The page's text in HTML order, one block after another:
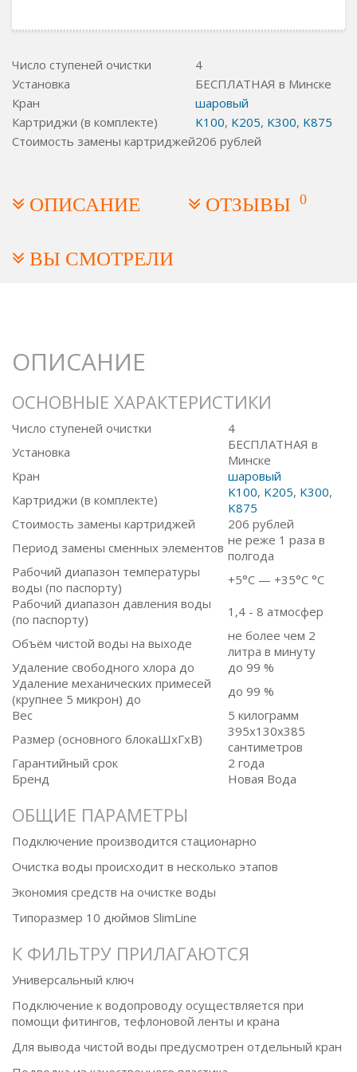
Число ступеней очистки
4
Установка
БЕСПЛАТНАЯ в Минске
Кран
шаровый
Картриджи (в комплекте)
K100, K205, K300, K875
Стоимость замены картриджей206 рублей
ОПИСАНИЕ ОТЗЫВЫ 0
ВЫ СМОТРЕЛИ
ОПИСАНИЕ
ОСНОВНЫЕ ХАРАКТЕРИСТИКИ
Число ступеней очистки
4
Установка
БЕСПЛАТНАЯ в
Минске
Кран
шаровый
Картриджи (в комплекте)
K100, K205, K300,
K875
Стоимость замены картриджей
206 рублей
Период замены сменных элементов не реже 1 раза в
полгода
Рабочий диапазон температуры
воды (по паспорту)
+5°C — +35°C °C
Рабочий диапазон давления воды
(по паспорту)
1,4 - 8 атмосфер
Объём чистой воды на выходе
не более чем 2
литра в минуту
Удаление свободного хлора до
до 99 %
Удаление механических примесей
(крупнее 5 микрон) до
до 99 %
Вес
5 килограмм
Размер (основного блокаШxГxВ)
395x130x385
сантиметров
Гарантийный срок
2 года
Бренд
Новая Вода
ОБЩИЕ ПАРАМЕТРЫ
Подключение производится стационарно
Очистка воды происходит в несколько этапов
Экономия средств на очистке воды
Типоразмер 10 дюймов SlimLine
К ФИЛЬТРУ ПРИЛАГАЮТСЯ
Универсальный ключ
Подключение к водопроводу осуществляется при
помощи фитингов, тефлоновой ленты и крана
Для вывода чистой воды предусмотрен отдельный кран